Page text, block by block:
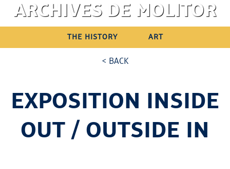
ARCHIVES DE MOLITOR
THE HISTORY ART
< BACK
EXPOSITION INSIDE
OUT / OUTSIDE IN